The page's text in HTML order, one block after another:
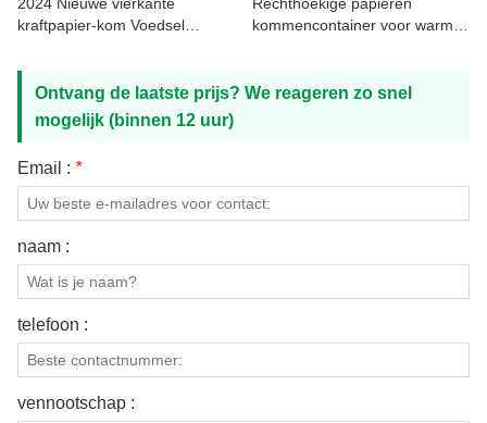
kraftpapier-kom Voedsel
kommencontainer voor warm
Ontvang de laatste prijs? We reageren zo snel
mogelijk (binnen 12 uur)
Email : *
naam :
telefoon :
vennootschap :